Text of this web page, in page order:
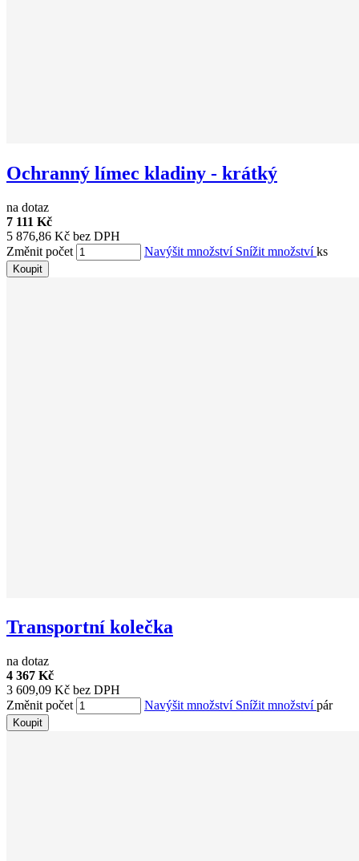
Ochranný límec kladiny - krátký
na dotaz
7 111 Kč
5 876,86 Kč bez DPH
Změnit počet
Navýšit množství Snížit množstvíks
Koupit
Transportní kolečka
na dotaz
4 367 Kč
3 609,09 Kč bez DPH
Změnit počet
Navýšit množství Snížit množstvípár
Koupit